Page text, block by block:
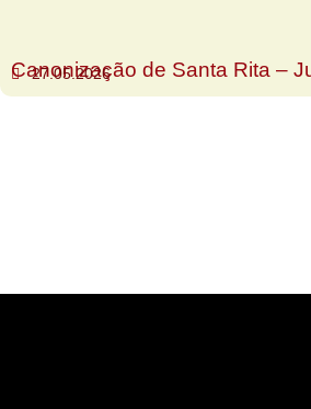
Canonização de Santa Rita –
27.05.2026